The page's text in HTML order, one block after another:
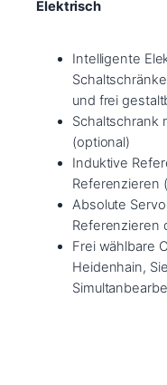
Elektrisch
Intelligente
und frei
Schaltschrank
(optional)
Induktive
Referenzieren
Absolute
Referenzieren
Frei wählbare
Heidenhain,